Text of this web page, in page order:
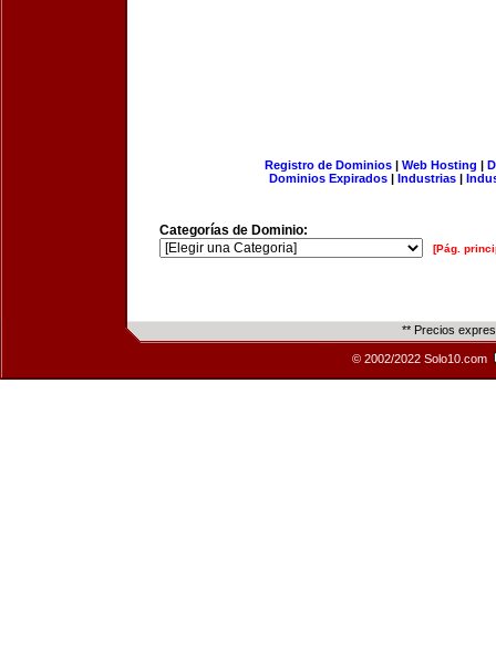
Registro de Dominios| Web Hosting |
Dominios Expirados | Industrias |
Categorías de Dominio:
[Pág.
** Precios
© 2002/2022 Solo10.com